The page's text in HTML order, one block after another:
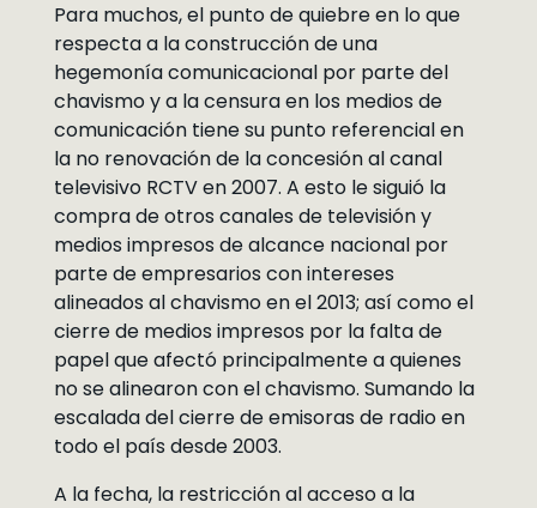
Para muchos, el punto de quiebre en lo que
respecta a la construcción de una
hegemonía comunicacional por parte del
chavismo y a la censura en los medios de
comunicación tiene su punto referencial en
la no renovación de la concesión al canal
televisivo RCTV en 2007. A esto le siguió la
compra de otros canales de televisión y
medios impresos de alcance nacional por
parte de empresarios con intereses
alineados al chavismo en el 2013; así como el
cierre de medios impresos por la falta de
papel que afectó principalmente a quienes
no se alinearon con el chavismo. Sumando la
escalada del cierre de emisoras de radio en
todo el país desde 2003.
A la fecha, la restricción al acceso a la